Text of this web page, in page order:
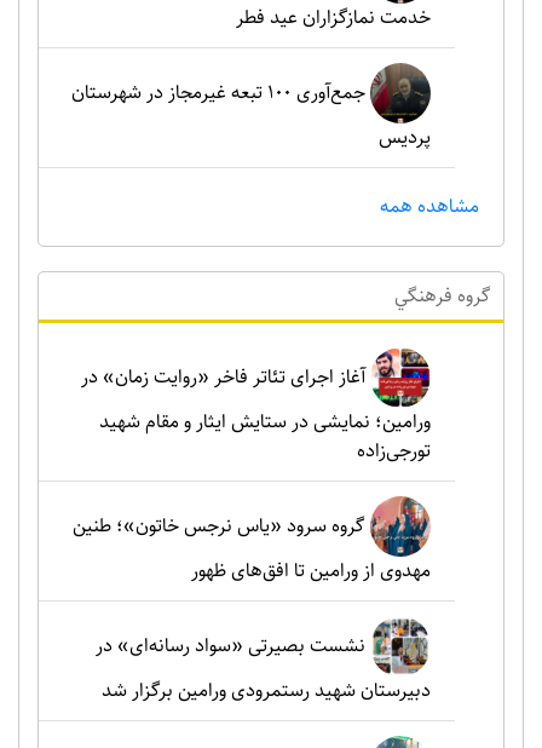
خدمت نمازگزاران عید فطر
جمع‌آوری ۱۰۰ تبعه غیرمجاز در شهرستان
پردیس
مشاهده همه
گروه فرهنگي
آغاز اجرای تئاتر فاخر «روایت زمان» در
ورامین؛ نمایشی در ستایش ایثار و مقام شهید
تورجی‌زاده
گروه سرود «یاس نرجس خاتون»؛ طنین
مهدوی از ورامین تا افق‌های ظهور
نشست بصیرتی «سواد رسانه‌ای» در
دبیرستان شهید رستمرودی ورامین برگزار شد